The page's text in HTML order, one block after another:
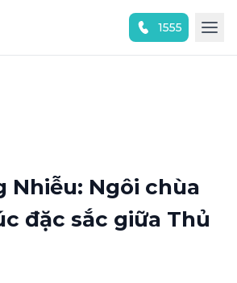
1555
Nhiễu: Ngôi chùa
đặc sắc giữa Thủ